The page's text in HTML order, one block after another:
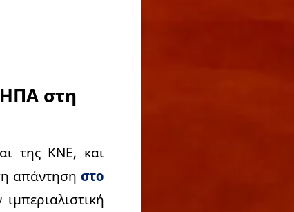
στη
της ΚΝΕ, και
απάντησηστο